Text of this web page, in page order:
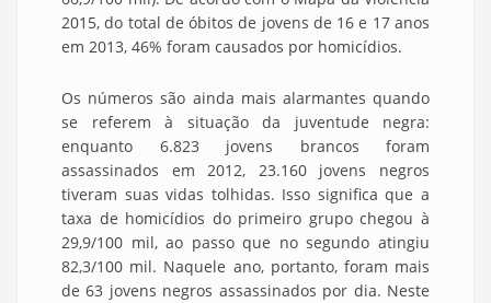
2015, do total de óbitos de jovens de 16 e 17 anos
em 2013, 46% foram causados por homicídios.
Os números são ainda mais alarmantes quando
se referem à situação da juventude negra:
enquanto 6.823 jovens brancos foram
assassinados em 2012, 23.160 jovens negros
tiveram suas vidas tolhidas. Isso significa que a
taxa de homicídios do primeiro grupo chegou à
29,9/100 mil, ao passo que no segundo atingiu
82,3/100 mil. Naquele ano, portanto, foram mais
de 63 jovens negros assassinados por dia. Neste